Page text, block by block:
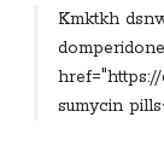
Kmktkh
sumycin